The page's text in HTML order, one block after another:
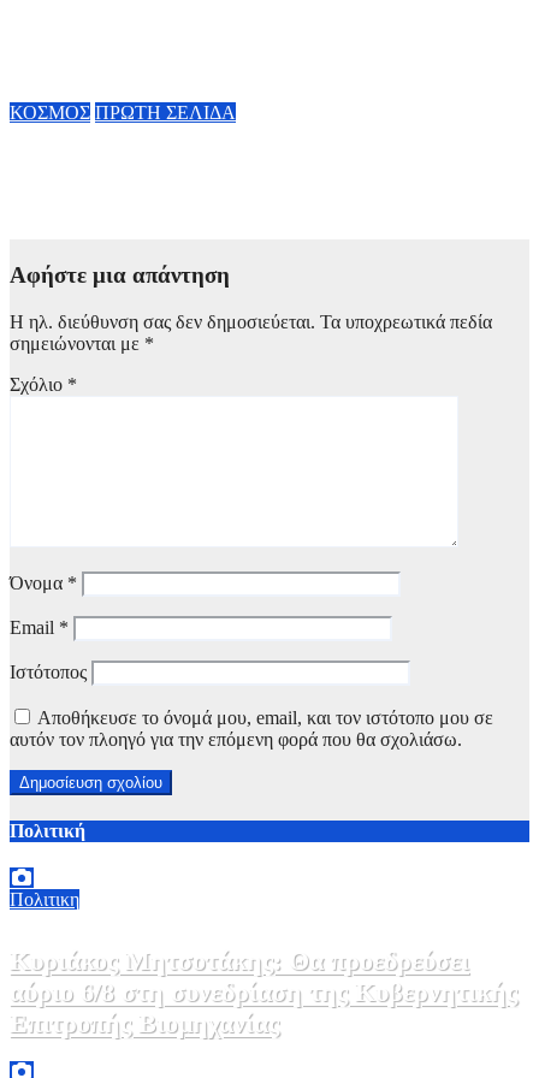
ΚΟΣΜΟΣ ΠΡΩΤΗ ΣΕΛΙΔΑ
Αφήστε μια απάντηση
Η ηλ. διεύθυνση σας δεν δημοσιεύεται. Τα υποχρεωτικά πεδία
σημειώνονται με *
Σχόλιο *
Όνομα *
Email *
Ιστότοπος
Αποθήκευσε το όνομά μου, email, και τον ιστότοπο μου σε
αυτόν τον πλοηγό για την επόμενη φορά που θα σχολιάσω.
Πολιτική
Πολιτικη
Κυριάκος Μητσοτάκης: Θα προεδρεύσει
αύριο 6/8 στη συνεδρίαση της Κυβερνητικής
Επιτροπής Βιομηχανίας